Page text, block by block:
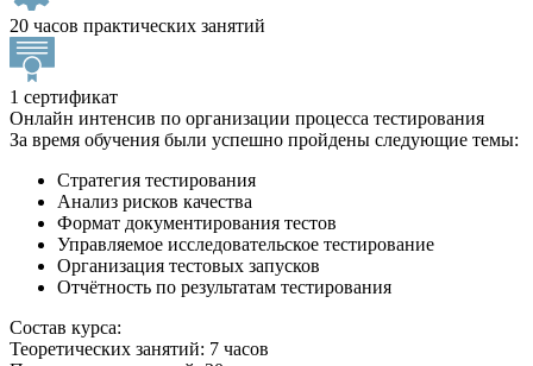
20 часов практических занятий
1 сертификат
Онлайн интенсив по организации процесса тестирования
За время обучения были успешно пройдены следующие темы:
Стратегия тестирования
Анализ рисков качества
Формат документирования тестов
Управляемое исследовательское тестирование
Организация тестовых запусков
Отчётность по результатам тестирования
Состав курса:
Теоретических занятий: 7 часов